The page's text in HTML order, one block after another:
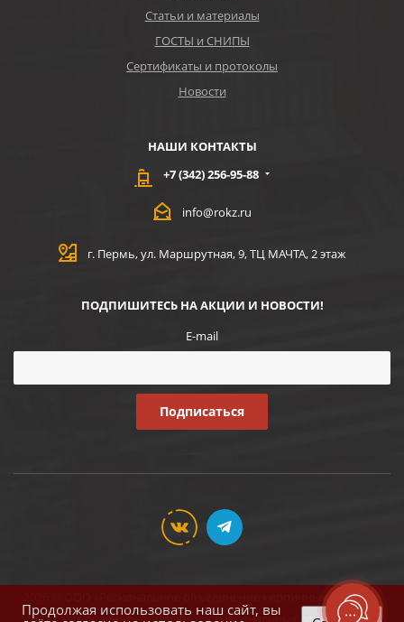
Статьи и материалы
ГОСТЫ и СНИПЫ
Сертификаты и протоколы
Новости
НАШИ КОНТАКТЫ
+7 (342) 256-95-88
info@rokz.ru
г. Пермь, ул. Маршрутная, 9, ТЦ МАЧТА, 2 этаж
ПОДПИШИТЕСЬ НА АКЦИИ И НОВОСТИ!
E-mail
2026 © ООО «Региональное объединение кирпичных заводов»
Соглашение на обработку персональных данных
Продолжая использовать наш сайт, вы